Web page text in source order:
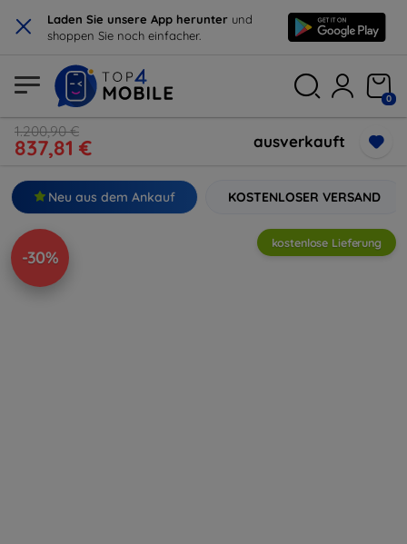
× Laden Sie unsere App herunter und
shoppen Sie noch einfacher.
0
1.200,90 €
837,81 € ausverkauft
Neu aus dem Ankauf KOSTENLOSER VERSAND
-30%
kostenlose Lieferung